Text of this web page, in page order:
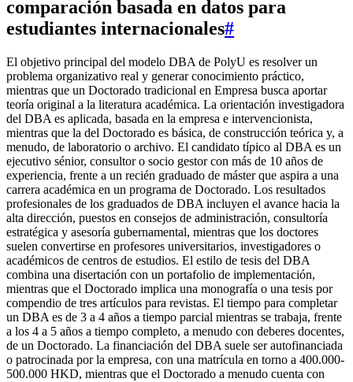
comparación basada en datos para
estudiantes internacionales#
El objetivo principal del modelo DBA de PolyU es resolver un
problema organizativo real y generar conocimiento práctico,
mientras que un Doctorado tradicional en Empresa busca aportar
teoría original a la literatura académica. La orientación investigadora
del DBA es aplicada, basada en la empresa e intervencionista,
mientras que la del Doctorado es básica, de construcción teórica y, a
menudo, de laboratorio o archivo. El candidato típico al DBA es un
ejecutivo sénior, consultor o socio gestor con más de 10 años de
experiencia, frente a un recién graduado de máster que aspira a una
carrera académica en un programa de Doctorado. Los resultados
profesionales de los graduados de DBA incluyen el avance hacia la
alta dirección, puestos en consejos de administración, consultoría
estratégica y asesoría gubernamental, mientras que los doctores
suelen convertirse en profesores universitarios, investigadores o
académicos de centros de estudios. El estilo de tesis del DBA
combina una disertación con un portafolio de implementación,
mientras que el Doctorado implica una monografía o una tesis por
compendio de tres artículos para revistas. El tiempo para completar
un DBA es de 3 a 4 años a tiempo parcial mientras se trabaja, frente
a los 4 a 5 años a tiempo completo, a menudo con deberes docentes,
de un Doctorado. La financiación del DBA suele ser autofinanciada
o patrocinada por la empresa, con una matrícula en torno a 400.000-
500.000 HKD, mientras que el Doctorado a menudo cuenta con